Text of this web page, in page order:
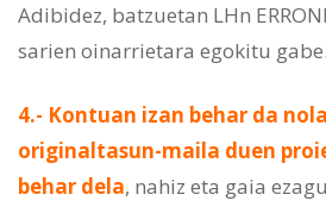
Adibidez, batzuetan LHn
sarien oinarrietara egokitu gabe.
4.- Kontuan izan behar da
originaltasun-maila duen
behar dela, nahiz eta gaia